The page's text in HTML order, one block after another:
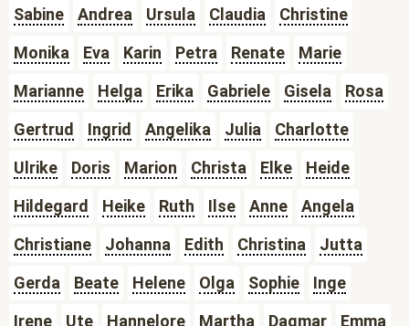
Sabine
Andrea Ursula Claudia
Christine
Monika
Eva Karin Petra Renate
Marie
Marianne
Helga Erika Gabriele Gisela
Rosa
Gertrud
Ingrid Angelika Julia
Charlotte
Ulrike
Doris Marion Christa Elke
Heide
Hildegard
Heike Ruth Ilse Anne
Angela
Christiane
Johanna Edith Christina
Jutta
Gerda
Beate Helene Olga Sophie
Inge
Irene
Ute Hannelore Martha Dagmar Emma